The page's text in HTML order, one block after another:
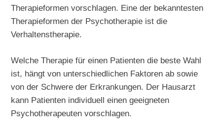
Therapieformen vorschlagen. Eine der bekanntesten
Therapieformen der Psychotherapie ist die
Verhaltenstherapie.
Welche Therapie für einen Patienten die beste Wahl
ist, hängt von unterschiedlichen Faktoren ab sowie
von der Schwere der Erkrankungen. Der Hausarzt
kann Patienten individuell einen geeigneten
Psychotherapeuten vorschlagen.